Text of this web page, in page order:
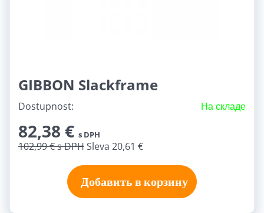
GIBBON Slackframe
Dostupnost: На складе
82,38 € s DPH
102,99 €s DPHSleva 20,61 €
Добавить в корзину